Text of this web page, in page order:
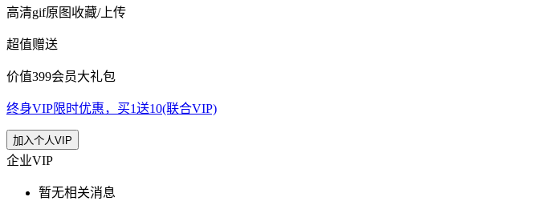
高清gif原图收藏/上传
超值赠送
价值399会员大礼包
终身VIP限时优惠，买1送10(联合VIP)
加入个人VIP
企业VIP
暂无相关消息